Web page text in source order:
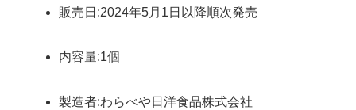
販売日:2024年5月1日以降順次発売
内容量:1個
製造者:わらべや日洋食品株式会社